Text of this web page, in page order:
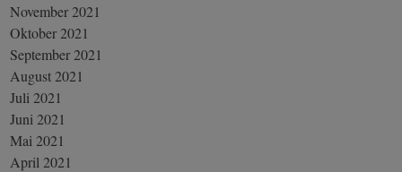
November 2021
Oktober 2021
September 2021
August 2021
Juli 2021
Juni 2021
Mai 2021
April 2021